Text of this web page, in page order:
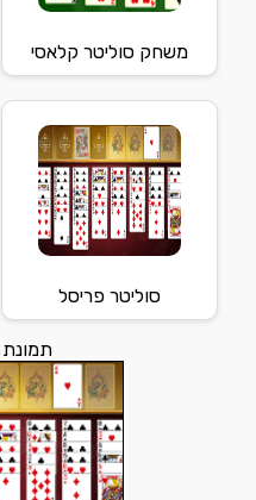
משחק סוליטר קלאסי
סוליטר פריסל